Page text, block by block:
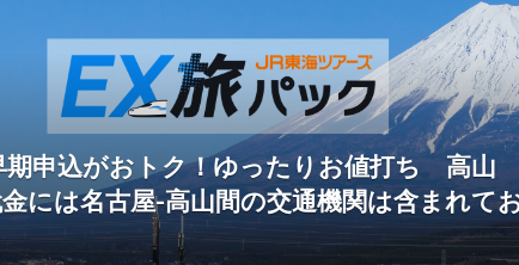
期申込がおトク！ゆったりお値打ち 高
には名古屋-高山間の交通機関は含まれて